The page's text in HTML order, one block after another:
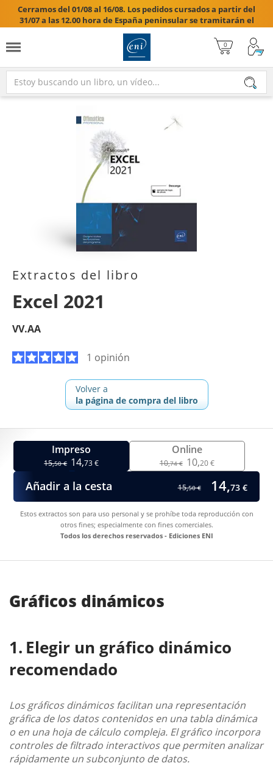
Cerramos del 01/08 al 16/08. Los pedidos cursados a partir del
31/07 a las 12.00 hora de España peninsular se tramitarán el
17/08/2026.

Extractos del libro
Excel 2021
VV.AA
1 opinión
Volver a
la página de compra del libro
Impreso
15,50 € 14,73 €
Online
10,74 € 10,20 €
Añadir a la cesta 15,50 € 14,73 €
Estos extractos son para uso personal y se prohíbe toda reproducción con
otros fines; especialmente con fines comerciales.
Todos los derechos reservados - Ediciones ENI
Gráficos dinámicos
Elegir un gráfico dinámico
recomendado
Los gráficos dinámicos facilitan una representación
gráfica de los datos contenidos en una tabla dinámica
o en una hoja de cálculo compleja. El gráfico incorpora
controles de filtrado interactivos que permiten analizar
rápidamente un subconjunto de datos.